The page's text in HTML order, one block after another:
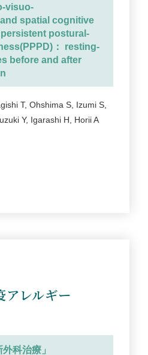
visuo-
spatial cognitive
postural-
： resting-
before and after
T, Ohshima S, Izumi S,
Y, Igarashi H, Horii A
レルギー
科治療」